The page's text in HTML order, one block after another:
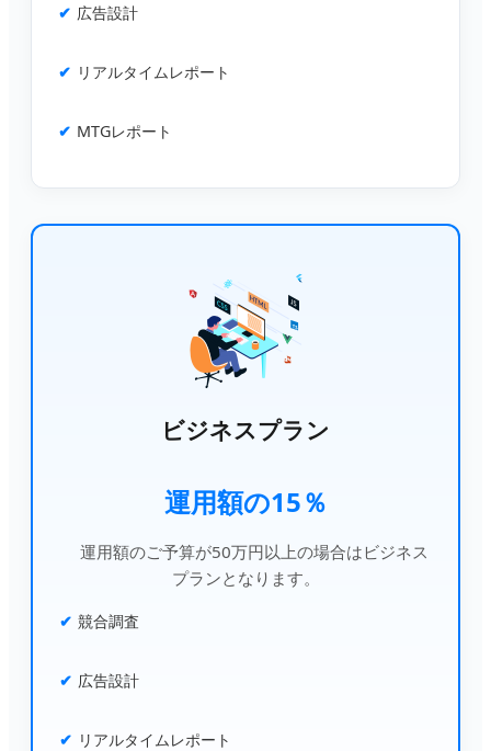
広告設計
リアルタイムレポート
MTGレポート
ビジネスプラン
運用額の15％
運用額のご予算が50万円以上の場合はビジネス
プランとなります。
競合調査
広告設計
リアルタイムレポート